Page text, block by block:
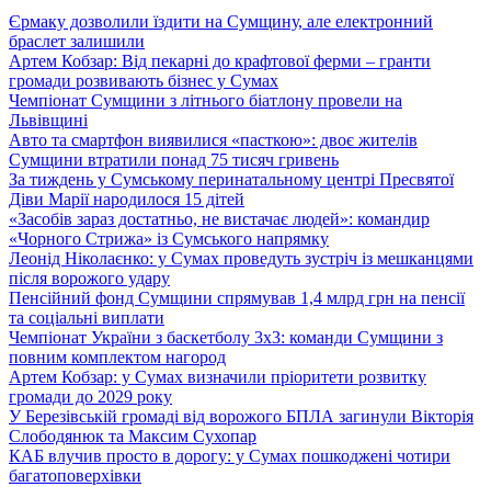
Єрмаку дозволили їздити на Сумщину, але електронний
браслет залишили
Артем Кобзар: Від пекарні до крафтової ферми – гранти
громади розвивають бізнес у Сумах
Чемпіонат Сумщини з літнього біатлону провели на
Львівщині
Авто та смартфон виявилися «пасткою»: двоє жителів
Сумщини втратили понад 75 тисяч гривень
За тиждень у Сумському перинатальному центрі Пресвятої
Діви Марії народилося 15 дітей
«Засобів зараз достатньо, не вистачає людей»: командир
«Чорного Стрижа» із Сумського напрямку
Леонід Ніколаєнко: у Сумах проведуть зустріч із мешканцями
після ворожого удару
Пенсійний фонд Сумщини спрямував 1,4 млрд грн на пенсії
та соціальні виплати
Чемпіонат України з баскетболу 3х3: команди Сумщини з
повним комплектом нагород
Артем Кобзар: у Сумах визначили пріоритети розвитку
громади до 2029 року
У Березівській громаді від ворожого БПЛА загинули Вікторія
Слободянюк та Максим Сухопар
КАБ влучив просто в дорогу: у Сумах пошкоджені чотири
багатоповерхівки